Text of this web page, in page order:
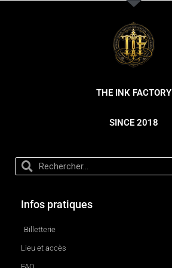
THE INK FACTORY
SINCE 2018
Infos pratiques
Billetterie
Lieu et accès